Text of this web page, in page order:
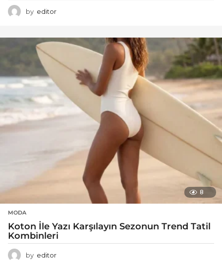
by editor
8
MODA
Koton İle Yazı Karşılayın Sezonun Trend Tatil
Kombinleri
by editor